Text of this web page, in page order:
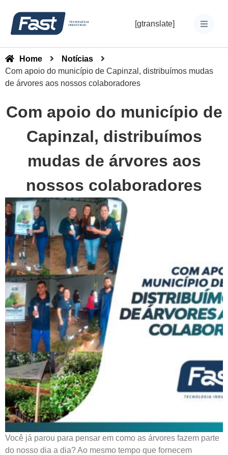
[gtranslate]
Home
Notícias
Com apoio do município de Capinzal, distribuímos mudas
de árvores aos nossos colaboradores
Com apoio do município de
Capinzal, distribuímos
mudas de árvores aos
nossos colaboradores
Você já parou para pensar em como as árvores fazem parte
do nosso dia a dia? Ao mesmo tempo que fornecem